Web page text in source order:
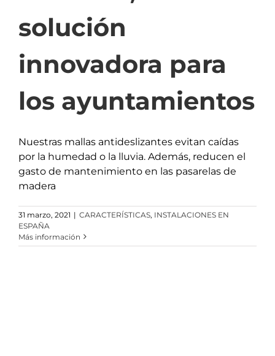
solución
innovadora para
los ayuntamientos
Nuestras mallas antideslizantes evitan caídas
por la humedad o la lluvia. Además, reducen el
gasto de mantenimiento en las pasarelas de
madera
31 marzo, 2021 | CARACTERÍSTICAS, INSTALACIONES EN
ESPAÑA
Más información